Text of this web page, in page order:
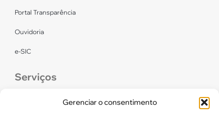
Gerenciar o consentimento
Portal Transparência
Ouvidoria
e-SIC
Serviços